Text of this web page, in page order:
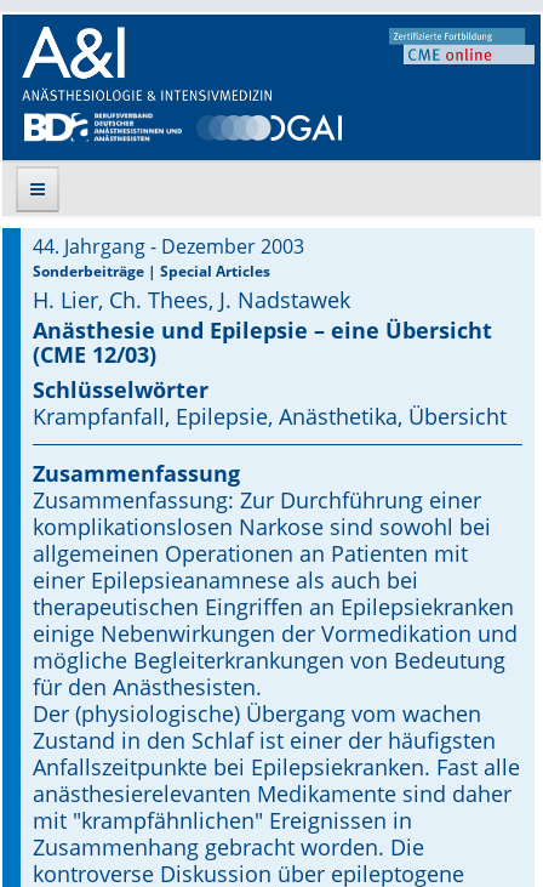
Suche
Aktuelle Ausgabe
Leitlinien
Archiv
Supplements
Supplements OrphanAnesthesia
Online First
A&I English
Mediadaten
Autoren-Service
Bestell-Service
Stellenmarkt
44. Jahrgang - Dezember 2003
Sonderbeiträge | Special Articles
H. Lier, Ch. Thees, J. Nadstawek
Anästhesie und Epilepsie – eine Übersicht
(CME 12/03)
Schlüsselwörter
Krampfanfall, Epilepsie, Anästhetika, Übersicht
Zusammenfassung
Zusammenfassung: Zur Durchführung einer
komplikationslosen Narkose sind sowohl bei
allgemeinen Operationen an Patienten mit
einer Epilepsieanamnese als auch bei
therapeutischen Eingriffen an Epilepsiekranken
einige Nebenwirkungen der Vormedikation und
mögliche Begleiterkrankungen von Bedeutung
für den Anästhesisten.
Der (physiologische) Übergang vom wachen
Zustand in den Schlaf ist einer der häufigsten
Anfallszeitpunkte bei Epilepsiekranken. Fast alle
anästhesierelevanten Medikamente sind daher
mit "krampfähnlichen" Ereignissen in
Zusammenhang gebracht worden. Die
kontroverse Diskussion über epileptogene